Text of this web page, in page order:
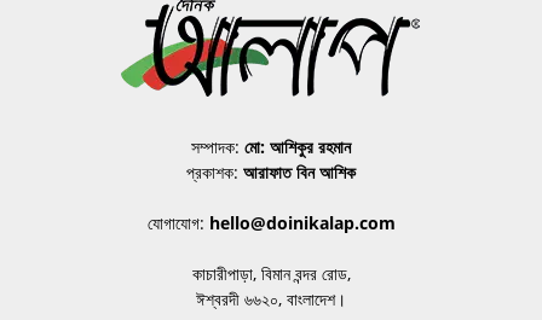
সম্পাদক: মো: আশিকুর রহমান
প্রকাশক: আরাফাত বিন আশিক
যোগাযোগ: hello@doinikalap.com
কাচারীপাড়া, বিমান বন্দর রোড,
ঈশ্বরদী ৬৬২০, বাংলাদেশ।